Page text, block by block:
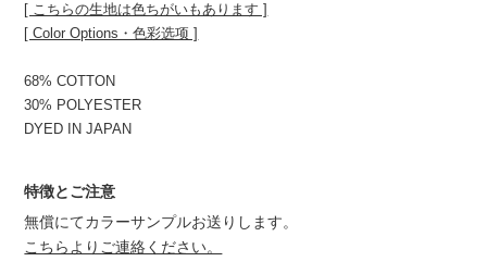
[ こちらの生地は色ちがいもあります ]
[ Color Options・色彩选项 ]
68% COTTON
30% POLYESTER
DYED IN JAPAN
特徴とご注意
無償にてカラーサンプルお送りします。
こちらよりご連絡ください。